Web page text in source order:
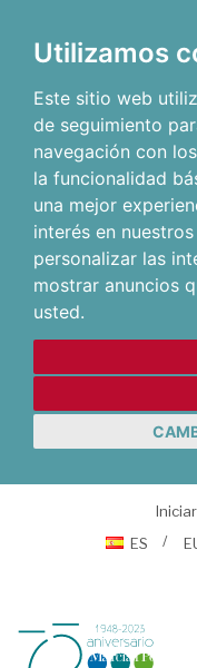
Utilizamos
Este sitio web
de seguimiento
navegación con
la funcionalidad
una mejor
interés en
personalizar las
mostrar anuncios
usted.
ES